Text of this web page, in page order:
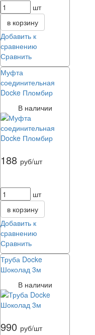
шт
в корзину
Добавить к
сравнению
Сравнить
Муфта
соединительная
Docke Пломбир
В наличии
188 руб/шт
шт
в корзину
Добавить к
сравнению
Сравнить
Труба Docke
Шоколад 3м
В наличии
990 руб/шт